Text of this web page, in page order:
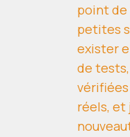
point de
petites
exister
de
réels, et